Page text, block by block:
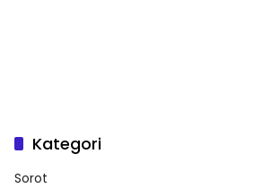
Kategori
Sorot